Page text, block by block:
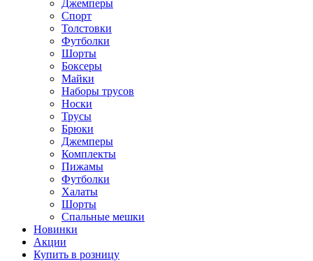
Джемперы
Спорт
Толстовки
Футболки
Шорты
Боксеры
Майки
Наборы трусов
Носки
Трусы
Брюки
Джемперы
Комплекты
Пижамы
Футболки
Халаты
Шорты
Спальные мешки
Новинки
Акции
Купить в розницу